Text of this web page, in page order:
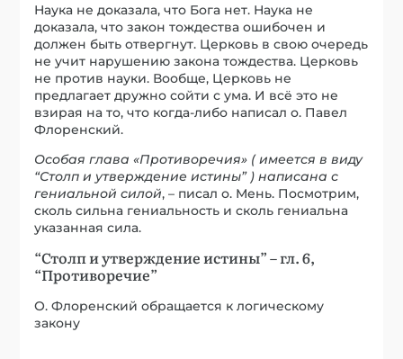
Наука не доказала, что Бога нет. Наука не
доказала, что закон тождества ошибочен и
должен быть отвергнут. Церковь в свою очередь
не учит нарушению закона тождества. Церковь
не против науки. Вообще, Церковь не
предлагает дружно сойти с ума. И всё это не
взирая на то, что когда-либо написал о. Павел
Флоренский.
Особая глава «Противоречия» ( имеется в виду
“Столп и утверждение истины” ) написана с
гениальной силой, – писал о. Мень. Посмотрим,
сколь сильна гениальность и сколь гениальна
указанная сила.
“Столп и утверждение истины” – гл. 6,
“Противоречие”
О. Флоренский обращается к логическому
закону